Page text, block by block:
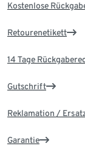
Kostenlose
Retourenetikett
14 Tage
Gutschrift
Reklamation /
Garantie